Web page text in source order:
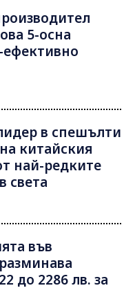
5-осна
в спешълти
китайския
най-редките
света
във
до 2286 лв. за